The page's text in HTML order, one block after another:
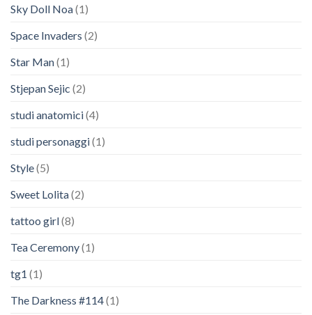
Sky Doll Noa(1)
Space Invaders (2)
Star Man(1)
Stjepan Sejic (2)
studi anatomici(4)
studi personaggi(1)
Style(5)
Sweet Lolita(2)
tattoo girl(8)
Tea Ceremony(1)
tg1 (1)
The Darkness #114(1)